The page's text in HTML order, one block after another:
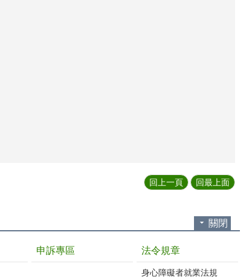
回上一頁 回最上面
關閉
申訴專區 法令規章
身心障礙者就業法規